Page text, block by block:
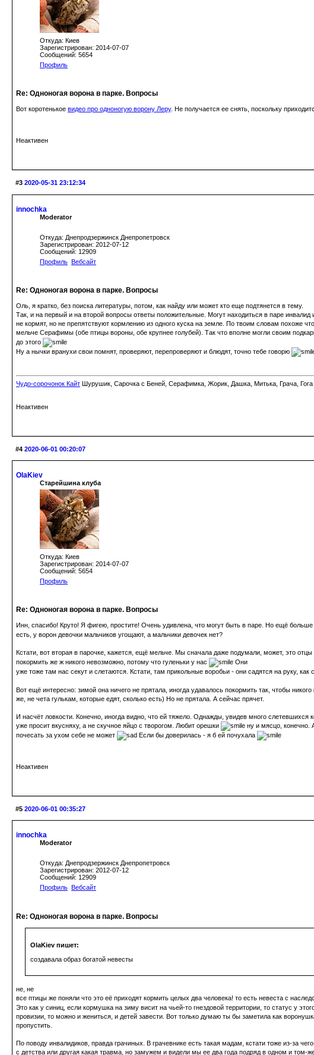
Откуда: Киев
Зарегистрирован: 2014-07-07
Сообщений: 5654
Профиль
Re: Одноногая ворона в парке. Вопросы
Вот коротенькое видео про одноногую ворону Леру. Не получается ее снять, поскольку
Неактивен
#3 2020-05-31 23:12:34
innochka
Moderator
Откуда: Днепродзержинск Днепропетровск
Зарегистрирован: 2012-07-12
Сообщений: 12909
Профиль Вебсайт
Re: Одноногая ворона в парке. Вопросы
Оль, я кратко, без поиска литературы, потом, как найду или может кто еще подтянется в тему.
Так, и на первый и на второй вопросы ответы положительные. Могут находиться в паре
не кормят, но не препятствуют кормлению из одного куска на земле. По твоим словам похоже
мельче Серафимы (обе птицы вороны, обе крупнее голубей). Так что вполне могли своим
до этого
Ну а нычки вранухи свои помнят, проверяют, перепроверяют и блюдят, точно тебе говорю
Чудо-сорочонок Кайт Шурушик, Сарочка с Беней, Серафимка, Жорик, Дашка, Митька, Грача, Гога
Неактивен
#4 2020-06-01 00:20:07
OlaKiev
Старейшина клуба
Откуда: Киев
Зарегистрирован: 2014-07-07
Сообщений: 5654
Профиль
Re: Одноногая ворона в парке. Вопросы
Инн, спасибо! Круто! Я фигею, простите! Очень удивлена, что могут быть в паре. Но ещё
есть, у ворон девочки мальчиков угощают, а мальчики девочек нет?
Кстати, вот вторая в парочке, кажется, ещё мельче. Мы сначала даже подумали, может, это отцы
покормить же ж никого невозможно, потому что гуленьки у нас
Они
уже тоже там нас секут и слетаются. Кстати, там прикольные воробьи - они садятся на руку,
Вот ещё интересно: зимой она ничего не прятала, иногда удавалось покормить так, чтобы
же, не чета гулькам, которые едят, сколько есть) Но не прятала. А сейчас прячет.
И насчёт ловкости. Конечно, иногда видно, что ей тяжело. Однажды, увидев много слетевшихся
уже просит вкусняху, а не скучное яйцо с творогом. Любит орешки
ну и мясцо, конечно.
почесать за ухом себе не может
Если бы доверилась - я б ей почухала
Неактивен
#5 2020-06-01 00:35:27
innochka
Moderator
Откуда: Днепродзержинск Днепропетровск
Зарегистрирован: 2012-07-12
Сообщений: 12909
Профиль
Вебсайт
Re: Одноногая ворона в парке. Вопросы
OlaKiev пишет:
создавала образ богатой невесты
не, не
все птицы же поняли что это её приходят кормить целых два человека! то есть невеста с
Это как у синиц, если кормушка на зиму висит на чьей-то гнездовой территории, то статус у
провизии, то можно и жениться, и детей завести. Вот только думаю ты бы заметила как
пропустить.
По поводу инвалидиков, правда грачиных. В грачевнике есть такая мадам, кстати тоже из-за
с детства или другая какая травма, но замужем и видели мы ее два года подряд в одном и том-